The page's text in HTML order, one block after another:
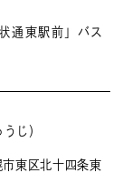
通東駅前」バス
じ）
東区北十四条東